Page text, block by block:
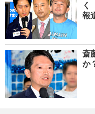
く
報
斎
か